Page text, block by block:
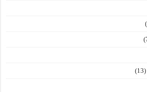
(13)